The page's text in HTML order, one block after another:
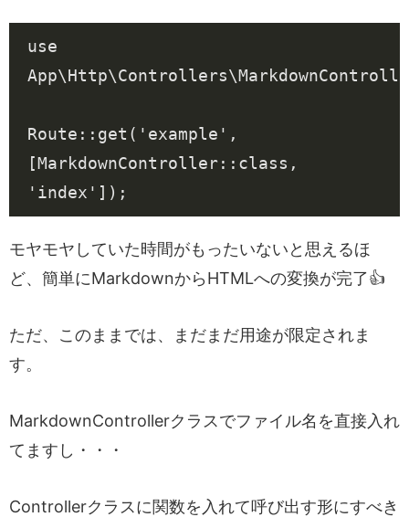
use
Route :: get ( 'example' ,
[MarkdownController:: class ,
'index' ]);
モヤモヤしていた時間がもったいないと思えるほ
ど、簡単にMarkdownからHTMLへの変換が完了👍
ただ、このままでは、まだまだ用途が限定されま
す。
MarkdownControllerクラスでファイル名を直接入れ
てますし・・・
Controllerクラスに関数を入れて呼び出す形にすべき